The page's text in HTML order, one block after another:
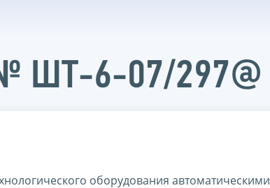
ШТ-6-07/297@
оборудования автоматическими